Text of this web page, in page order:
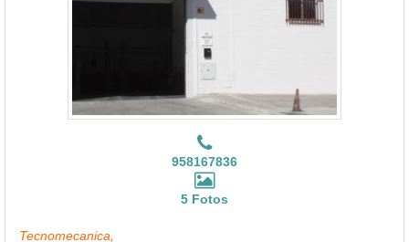
958167836
5 Fotos
Tecnomecanica,